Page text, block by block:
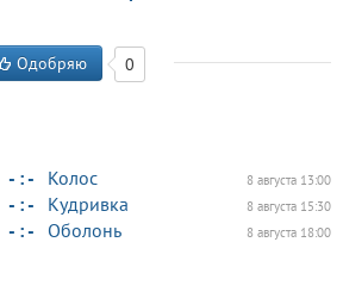
Одобряю 0
Колос
- : - 8 августа 13:00
Кудривка
- : - 8 августа 15:30
Оболонь
- : - 8 августа 18:00